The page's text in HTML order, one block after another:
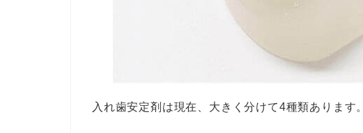
入れ歯安定剤は現在、大きく分けて4種類あります。